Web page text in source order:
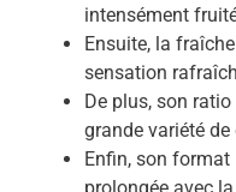
intensément
Ensuite, la
sensation
De plus, son
grande variété
Enfin, son